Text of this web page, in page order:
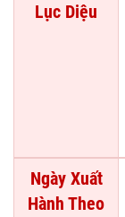
Lục Diệu
Ngày Xuất
Hành Theo